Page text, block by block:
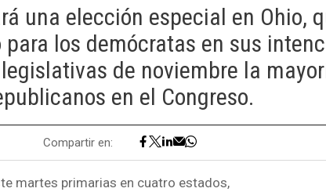
una elección especial en Ohio,
los demócratas en sus
de noviembre la
en el Congreso.
Compartir en:
martes primarias en cuatro estados,